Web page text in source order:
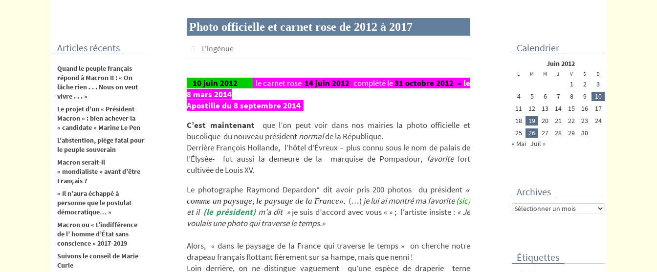
Photo officielle et carnet rose de 2012 à 2017
L'ingénue
10 juin 2012 le carnet rose 14 juin 2012 complété le31 octobre 2012 – le
8 mars 2014
Apostille du 8 septembre 2014
C’est maintenant
que l’on peut voir dans nos mairies la photo officielle et
bucolique du nouveau présidentnormalde la République.
Derrière François Hollande, l’hôtel d’Évreux – plus connu sous le nom de palais de
l’Élysée- fut aussi la demeure de la marquise de Pompadour, favoritefort
cultivée de Louis XV.
Le photographe Raymond Depardon* dit avoir pris 200 photos du président «
comme un paysage, le paysage de la France». (…) je lui ai montré ma favorite(sic)
et il (le président) m’a dit »je suis d’accord avec vous « » ; l’artiste insiste : « Je
voulais une photo qui traverse le temps.»
Alors, « dans le paysage de la France qui traverse le temps » on cherche notre
drapeau français flottant fièrement sur sa hampe, mais que nenni !
Loin derrière, on ne distingue vaguement qu’une espèce de draperie terne
Articles récents
Quand le peuple français
répond à Macron II : « On
lâche rien . . . Nous on veut
vivre . . . »
Le projet d’un « Président
Macron » : bien achever la
« candidate » Marine Le Pen
L’abstention, piège fatal pour
le peuple souverain
Macron serait-il
« mondialiste » avant d’être
Français ?
« Il n’aura échappé à
personne que le postulat
démocratique… »
Macron ou « L’indifférence
de l’ homme d’État sans
conscience » 2017-2019
Suivons le conseil de Marie
Curie
Calendrier
juin 2012
L M M J V S D
1 2
3
4
5 6 7 8 9
10
11
12 13 14 15 16
17
18
19 20 21 22 23
24
25
26 27 28 29
30
« Mai Juil »
Archives
Archives
Étiquettes